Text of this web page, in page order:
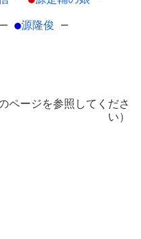
─ ●源隆俊 ─
ページを参照してくださ
い）